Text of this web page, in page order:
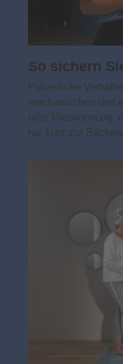
So sichern
Polizeiliche
mechanischen und
oder Mietwohnung,
nur kurz zur